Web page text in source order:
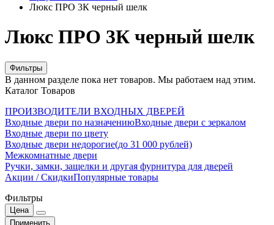
Люкс ПРО 3К черный шелк
Люкс ПРО 3К черный шелк
Фильтры
В данном разделе пока нет товаров. Мы работаем над этим.
Каталог Товаров
ПРОИЗВОДИТЕЛИ ВХОДНЫХ ДВЕРЕЙ
Входные двери по назначениюВходные двери с зеркалом
Входные двери по цвету
Входные двери недорогие(до 31 000 рублей)
Межкомнатные двери
Ручки, замки, защелки и другая фурнитура для дверей
Акции / СкидкиПопулярные товары
Фильтры
Цена
Применить